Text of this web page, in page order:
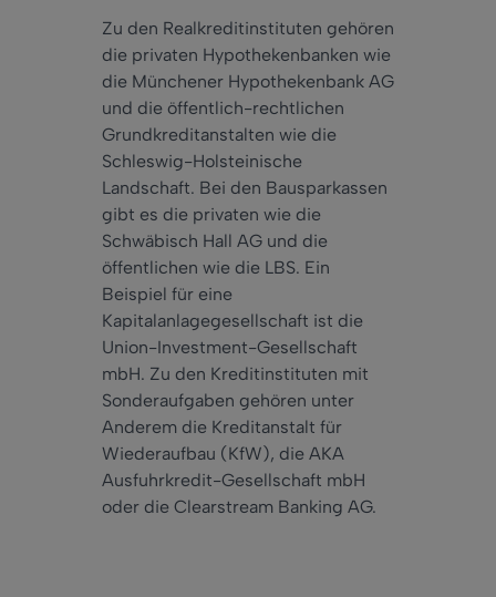
Zu den Realkreditinstituten gehören
die privaten Hypothekenbanken wie
die Münchener Hypothekenbank AG
und die öffentlich-rechtlichen
Grundkreditanstalten wie die
Schleswig-Holsteinische
Landschaft. Bei den Bausparkassen
gibt es die privaten wie die
Schwäbisch Hall AG und die
öffentlichen wie die LBS. Ein
Beispiel für eine
Kapitalanlagegesellschaft ist die
Union-Investment-Gesellschaft
mbH. Zu den Kreditinstituten mit
Sonderaufgaben gehören unter
Anderem die Kreditanstalt für
Wiederaufbau (KfW), die AKA
Ausfuhrkredit-Gesellschaft mbH
oder die Clearstream Banking AG.